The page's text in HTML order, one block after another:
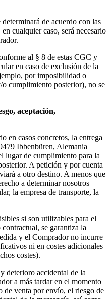
de acuerdo con las
cualquier caso, será necesario
al § 8 de estas CGC y
en caso de exclusión de la
por imposibilidad o
cumplimiento posterior), no se
aceptación,
en casos concretos, la entrega
Ibbenbüren, Alemania
lugar de cumplimiento para la
A petición y por cuenta
a otro destino. A menos que
a determinar nosotros
la empresa de transporte, la
si son utilizables para el
se garantiza la
y el Comprador no incurre
ni en costes adicionales
costes).
deterioro accidental de la
a más tardar en el momento
de venta por envío, el riesgo de